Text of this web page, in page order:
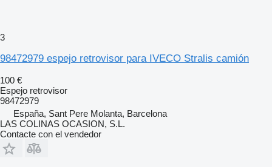
3
98472979 espejo retrovisor para IVECO Stralis camión
100 €
Espejo retrovisor
98472979
España, Sant Pere Molanta, Barcelona
LAS COLINAS OCASION, S.L.
Contacte con el vendedor